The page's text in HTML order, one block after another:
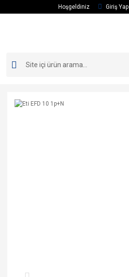
Hoşgeldiniz Giriş Yap